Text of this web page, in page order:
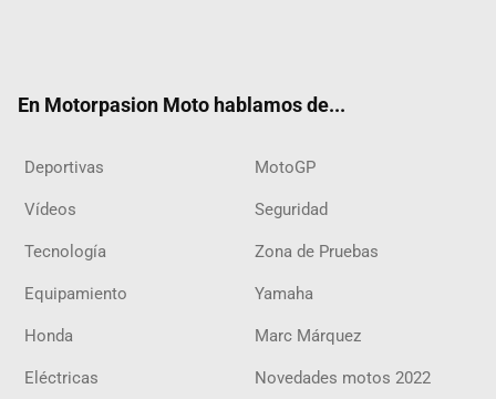
En Motorpasion Moto hablamos de...
Deportivas MotoGP
Vídeos Seguridad
Tecnología Zona de Pruebas
Equipamiento Yamaha
Honda Marc Márquez
Eléctricas Novedades motos 2022